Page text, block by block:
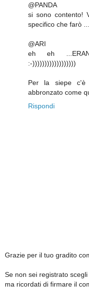
@PANDA
si sono contento!
specifico che farò
@ARI
eh eh
:-))))))))))))))))))
Per la siepe
abbronzato come
Rispondi
Grazie per il tuo gradito
Se non sei registrato scegli
ma ricordati di firmare il